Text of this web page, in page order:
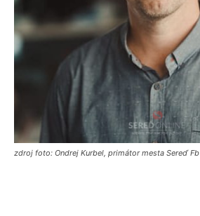
zdroj foto: Ondrej Kurbel, primátor mesta Sereď Fb